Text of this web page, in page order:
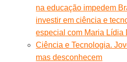
na educação impedem
investir em ciência e
especial com Maria Lídia
Ciência e Tecnologia.
mas desconhecem